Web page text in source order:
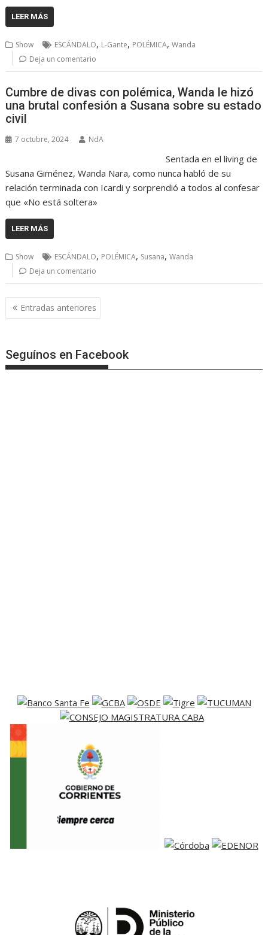
LEER MÁS
Show ESCÁNDALO, L-Gante, POLÉMICA,Wanda
Deja un comentario
Cumbre de divas con polémica, Wanda le hizó
una brutal confesión a Susana sobre su estado
civil
7 octubre, 2024 NdA
Sentada en el living de
Susana Giménez, Wanda Nara, como nunca habló de su
relación terminada con Icardi y sorprendió a todos al confesar
que «No está soltera»
LEER MÁS
Show ESCÁNDALO, POLÉMICA, Susana,Wanda
Deja un comentario
Navegación
de
Entradas anteriores
Seguínos en Facebook